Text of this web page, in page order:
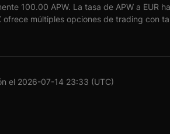
100.00 APW. La tasa de APW a EUR
ofrece múltiples opciones de trading con
el 2026-07-14 23:33 (UTC)